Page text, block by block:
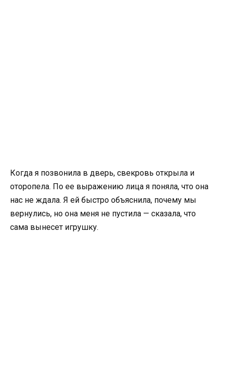
Когда я позвонила в дверь, свекровь открыла и
оторопела. По ее выражению лица я поняла, что она
нас не ждала. Я ей быстро объяснила, почему мы
вернулись, но она меня не пустила — сказала, что
сама вынесет игрушку.